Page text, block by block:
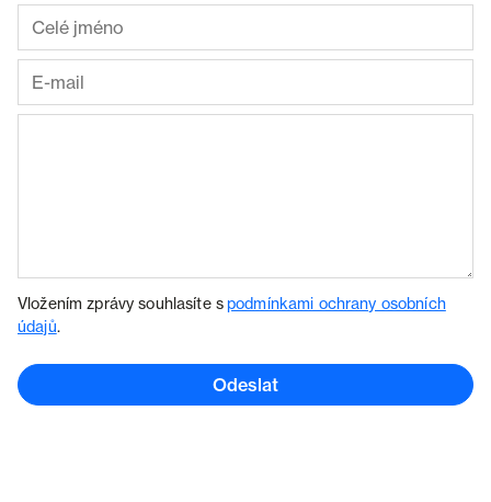
Vložením zprávy souhlasíte spodmínkami ochrany osobních
údajů.
Odeslat